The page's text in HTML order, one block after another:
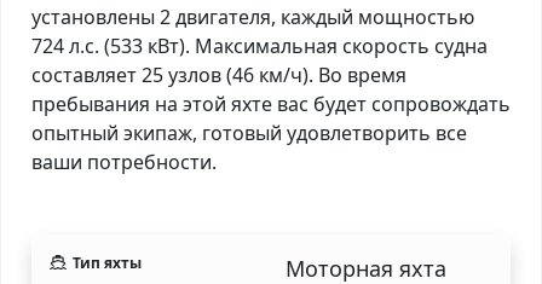
установлены 2 двигателя, каждый мощностью
724 л.с. (533 кВт). Максимальная скорость судна
составляет 25 узлов (46 км/ч). Во время
пребывания на этой яхте вас будет сопровождать
опытный экипаж, готовый удовлетворить все
ваши потребности.
Тип яхты Моторная яхта